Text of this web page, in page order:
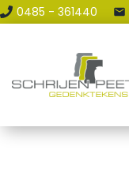
0485 - 361440
Home
Assortiment